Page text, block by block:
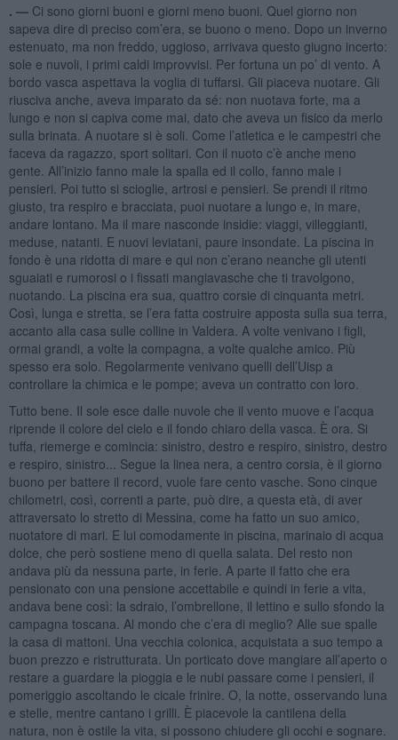
. — Ci sono giorni buoni e giorni meno buoni. Quel giorno non
sapeva dire di preciso com’era, se buono o meno. Dopo un inverno
estenuato, ma non freddo, uggioso, arrivava questo giugno incerto:
sole e nuvoli, i primi caldi improvvisi. Per fortuna un po’ di vento. A
bordo vasca aspettava la voglia di tuffarsi. Gli piaceva nuotare. Gli
riusciva anche, aveva imparato da sé: non nuotava forte, ma a
lungo e non si capiva come mai, dato che aveva un fisico da merlo
sulla brinata. A nuotare si è soli. Come l’atletica e le campestri che
faceva da ragazzo, sport solitari. Con il nuoto c’è anche meno
gente. All’inizio fanno male la spalla ed il collo, fanno male i
pensieri. Poi tutto si scioglie, artrosi e pensieri. Se prendi il ritmo
giusto, tra respiro e bracciata, puoi nuotare a lungo e, in mare,
andare lontano. Ma il mare nasconde insidie: viaggi, villeggianti,
meduse, natanti. E nuovi leviatani, paure insondate. La piscina in
fondo è una ridotta di mare e qui non c’erano neanche gli utenti
sguaiati e rumorosi o i fissati mangiavasche che ti travolgono,
nuotando. La piscina era sua, quattro corsie di cinquanta metri.
Così, lunga e stretta, se l’era fatta costruire apposta sulla sua terra,
accanto alla casa sulle colline in Valdera. A volte venivano i figli,
ormai grandi, a volte la compagna, a volte qualche amico. Più
spesso era solo. Regolarmente venivano quelli dell’Uisp a
controllare la chimica e le pompe; aveva un contratto con loro.
Tutto bene. Il sole esce dalle nuvole che il vento muove e l’acqua
riprende il colore del cielo e il fondo chiaro della vasca. È ora. Si
tuffa, riemerge e comincia: sinistro, destro e respiro, sinistro, destro
e respiro, sinistro... Segue la linea nera, a centro corsia, è il giorno
buono per battere il record, vuole fare cento vasche. Sono cinque
chilometri, così, correnti a parte, può dire, a questa età, di aver
attraversato lo stretto di Messina, come ha fatto un suo amico,
nuotatore di mari. E lui comodamente in piscina, marinaio di acqua
dolce, che però sostiene meno di quella salata. Del resto non
andava più da nessuna parte, in ferie. A parte il fatto che era
pensionato con una pensione accettabile e quindi in ferie a vita,
andava bene così: la sdraio, l’ombrellone, il lettino e sullo sfondo la
campagna toscana. Al mondo che c’era di meglio? Alle sue spalle
la casa di mattoni. Una vecchia colonica, acquistata a suo tempo a
buon prezzo e ristrutturata. Un porticato dove mangiare all’aperto o
restare a guardare la pioggia e le nubi passare come i pensieri, il
pomeriggio ascoltando le cicale frinire. O, la notte, osservando luna
e stelle, mentre cantano i grilli. È piacevole la cantilena della
natura, non è ostile la vita, si possono chiudere gli occhi e sognare.